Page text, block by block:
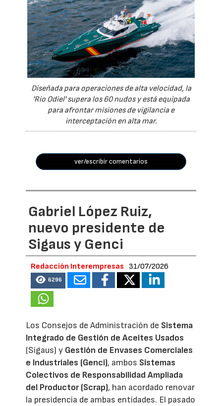
Diseñada para operaciones de alta velocidad, la
'Río Odiel' supera los 60 nudos y está equipada
para afrontar misiones de vigilancia e
interceptación en alta mar.
ver/escribir comentarios
Gabriel López Ruiz,
nuevo presidente de
Sigaus y Genci
Redacción Interempresas 31/07/2026
6296
Los Consejos de Administración de Sistema
Integrado de Gestión de Aceites Usados
(Sigaus) y Gestión de Envases Comerciales
e Industriales (Genci), ambos Sistemas
Colectivos de Responsabilidad Ampliada
del Productor (Scrap), han acordado renovar
la presidencia de ambas entidades. El pasado